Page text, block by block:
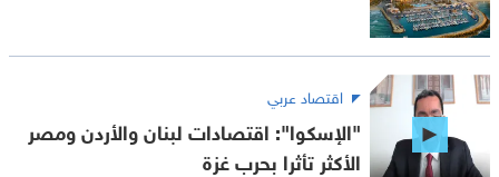
اقتصاد عربي
"الإسكوا": اقتصادات لبنان والأردن ومصر
الأكثر تأثرا بحرب غزة